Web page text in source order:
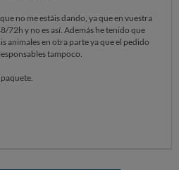
no me estáis dando, ya que en vuestra
72h y no es así. Además he tenido que
animales en otra parte ya que el pedido
tampoco.